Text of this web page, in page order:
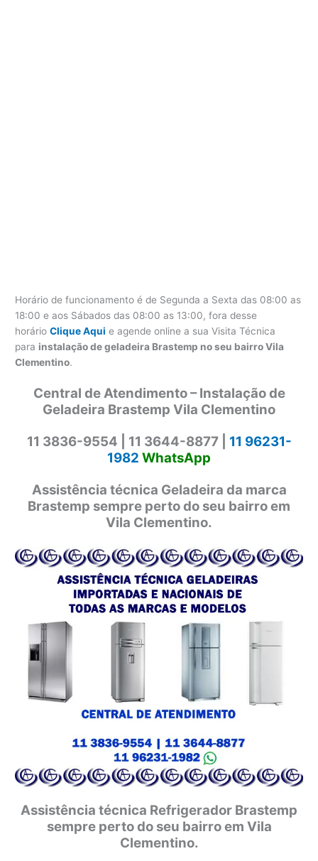
Horário de funcionamento é de Segunda a Sexta das 08:00 as
18:00 e aos Sábados das 08:00 as 13:00, fora desse
horárioClique Aqui e agende online a sua Visita Técnica
para instalação de geladeira Brastemp no seu bairro Vila
Clementino.
Central de Atendimento – Instalação de
Geladeira Brastemp Vila Clementino
11 3836-9554 | 11 3644-8877 | 11 96231-
1982 WhatsApp
Assistência técnica Geladeira da marca
Brastemp sempre perto do seu bairro em
Vila Clementino.
Assistência técnica Refrigerador Brastemp
sempre perto do seu bairro em Vila
Clementino.